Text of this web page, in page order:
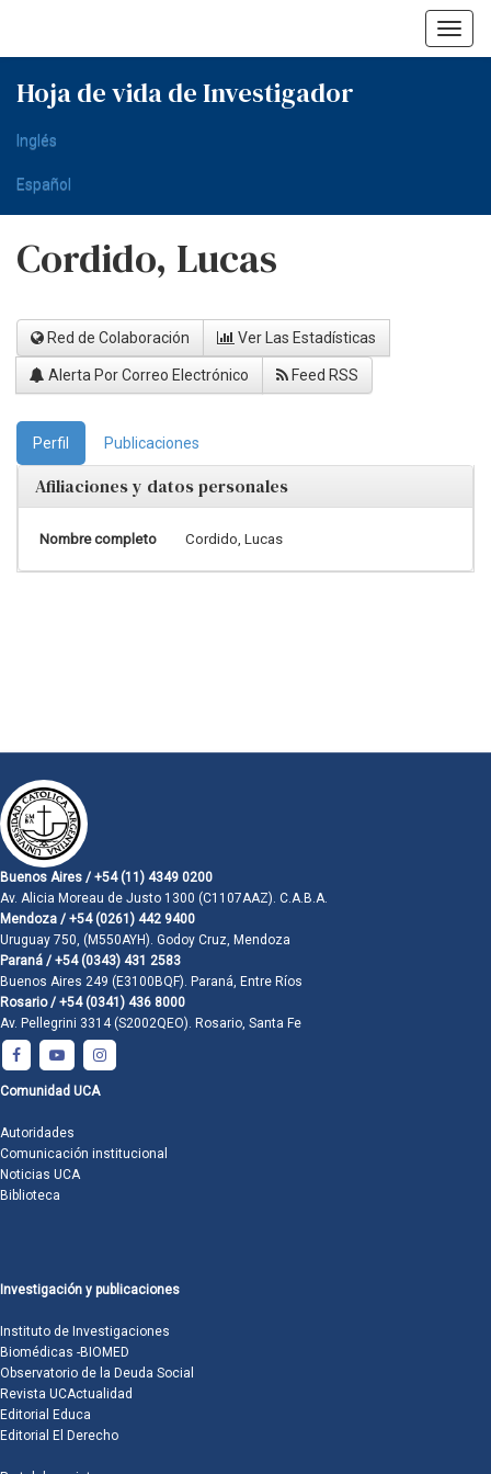
Hoja de vida de Investigador
Inglés
Español
Cordido, Lucas
Red de Colaboración Ver Las Estadísticas
Alerta Por Correo Electrónico Feed RSS
Perfil Publicaciones
Afiliaciones y datos personales
Nombre completo Cordido, Lucas
Buenos Aires / +54 (11) 4349 0200
Av. Alicia Moreau de Justo 1300 (C1107AAZ). C.A.B.A.
Mendoza / +54 (0261) 442 9400
Uruguay 750, (M550AYH). Godoy Cruz, Mendoza
Paraná / +54 (0343) 431 2583
Buenos Aires 249 (E3100BQF). Paraná, Entre Ríos
Rosario / +54 (0341) 436 8000
Av. Pellegrini 3314 (S2002QEO). Rosario, Santa Fe
Comunidad UCA
Autoridades
Comunicación institucional
Noticias UCA
Biblioteca
Investigación y publicaciones
Instituto de Investigaciones
Biomédicas -BIOMED
Observatorio de la Deuda Social
Revista UCActualidad
Editorial Educa
Editorial El Derecho